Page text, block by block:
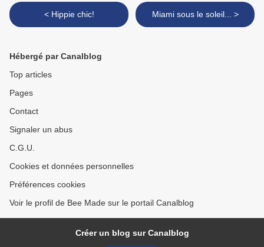
< Hippie chic! Miami sous le soleil... >
Hébergé par Canalblog
Top articles
Pages
Contact
Signaler un abus
C.G.U.
Cookies et données personnelles
Préférences cookies
Voir le profil de Bee Made sur le portail Canalblog
Créer un blog sur Canalblog